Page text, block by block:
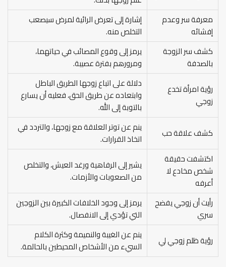
معرفة سر وعدم
إفشائه
إشارة إلى تعرض الرائية لمرض سيصعب
التخلص منه.
كشف سر الزوجة
بالصدفة
يرمز إلى وقوع المصائب في حياتهما،
ومرورهم بفترة عصيبة.
رؤية امرأة تخدع
زوجي
دلالة على اتباع زوجها الطريق الباطل
وابتعاده عن طريق الحق، فعليه أن يسارع
بالتوبة إلى الله.
كشف علاقة حب
ينم عن توتر العلاقة مع زوجها، والتردد في
اتخاذ القرارات.
اكتشفت حقيقة
شخص مخادع لا
أعرفه
يشير إلى الرفاهية ورغد العيش، والتخلص
من الصعوبات والأزمات.
رأيت أن زوجي يفضح
سري
يرمز إلى وجود الخلافات الكبيرة بين الزوجين
التي تؤدي إلى الانفصال.
رؤية ظلم زوجي لي
ينم عن الغيبة والنميمة وكثرة الكلام
السيء من الأشخاص المحيطين بالحالمة.